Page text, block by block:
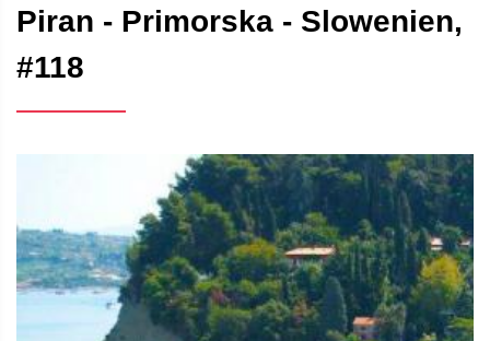
Piran - Primorska - Slowenien,
#118